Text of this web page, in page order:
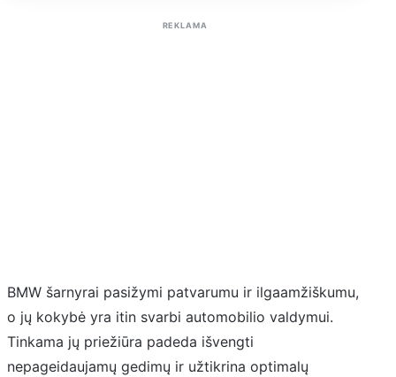
REKLAMA
BMW šarnyrai pasižymi patvarumu ir ilgaamžiškumu,
o jų kokybė yra itin svarbi automobilio valdymui.
Tinkama jų priežiūra padeda išvengti
nepageidaujamų gedimų ir užtikrina optimalų